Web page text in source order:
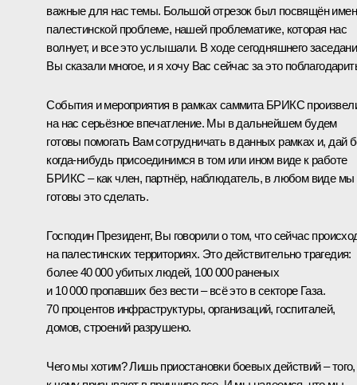
важные для нас темы. Большой отрезок был посвящён
палестинской проблеме, нашей проблематике, которая нас
волнует, и все это услышали. В ходе сегодняшнего
Вы сказали многое, и я хочу Вас сейчас за это
События и мероприятия в рамках саммита БРИКС
на нас серьёзное впечатление. Мы в дальнейшем будем
готовы помогать Вам сотрудничать в данных рамках и, дай
когда-нибудь присоединимся в том или ином виде к работе
БРИКС – как член, партнёр, наблюдатель, в любом виде мы
готовы это сделать.
Господин Президент, Вы говорили о том, что сейчас
на палестинских территориях. Это действительно трагедия:
более 40 000 убитых людей, 100 000 раненых
и 10 000 пропавших без вести – всё это в секторе Газа.
70 процентов инфраструктуры, организаций, госпиталей,
домов, строений разрушено.
Чего мы хотим? Лишь приостановки боевых действий – того,